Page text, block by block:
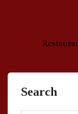
Search